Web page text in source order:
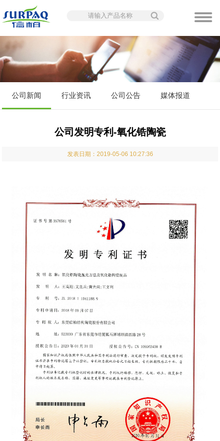
公司新闻 行业资讯 公司公告 媒体报道
公司发明专利-氧化锆陶瓷
发表日期：2019-05-06 10:27:36